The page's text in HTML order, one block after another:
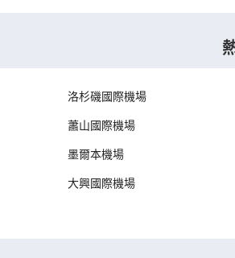
洛杉磯國際機場
蕭山國際機場
墨爾本機場
大興國際機場